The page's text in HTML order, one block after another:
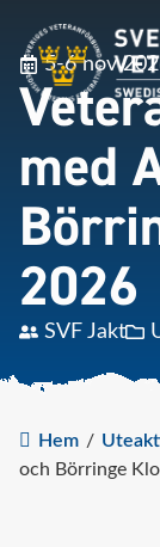
5-6 nov
med
2026
SVF Jakt
Hem /
och Börringe